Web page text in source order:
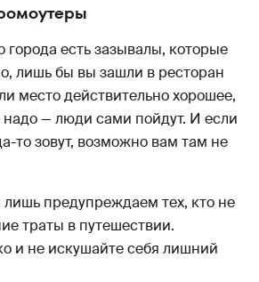
города есть зазывалы, которые
лишь бы вы зашли в ресторан
место действительно хорошее,
надо — люди сами пойдут. И если
то зовут, возможно вам там не
лишь предупреждаем тех, кто не
траты в путешествии.
и не искушайте себя лишний